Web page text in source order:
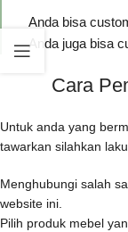
Anda bisa
Anda juga bisa
Cara
Untuk anda yang
tawarkan silahkan
Menghubungi salah
website ini.
Pilih produk mebel